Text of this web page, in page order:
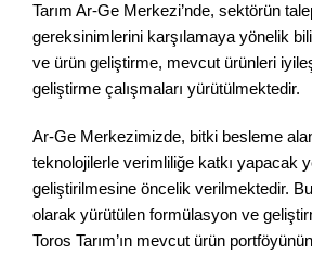
Tarım Ar-Ge Merkezi’nde, sektörün
gereksinimlerini karşılamaya yönelik
ve ürün geliştirme, mevcut ürünleri
geliştirme çalışmaları yürütülmektedir.
Ar-Ge Merkezimizde, bitki besleme
teknolojilerle verimliliğe katkı yapacak
geliştirilmesine öncelik verilmektedir.
olarak yürütülen formülasyon ve
Toros Tarım’ın mevcut ürün